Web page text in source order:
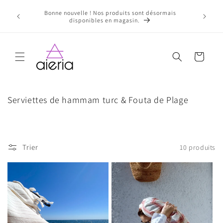
au
Bonne nouvelle ! Nos produits sont désormais
disponibles en magasin.
Panier
C
e
i
o
n
:
Serviettes de hammam turc & Fouta de Plage
Trier 10 produits